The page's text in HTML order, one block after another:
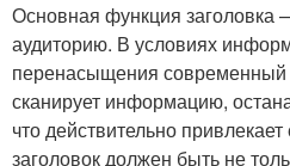
Основная функция заголовка
аудиторию. В условиях
перенасыщения современный
сканирует информацию,
что действительно
заголовок должен быть не